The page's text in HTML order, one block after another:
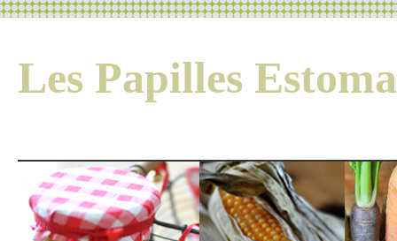
Les Papilles